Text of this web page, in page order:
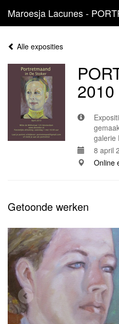
Alle exposities
2010
galerie
8 april
Online
Getoonde werken